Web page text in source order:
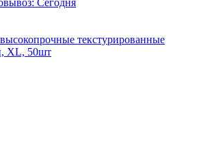
текстурированные
XL, 50шт